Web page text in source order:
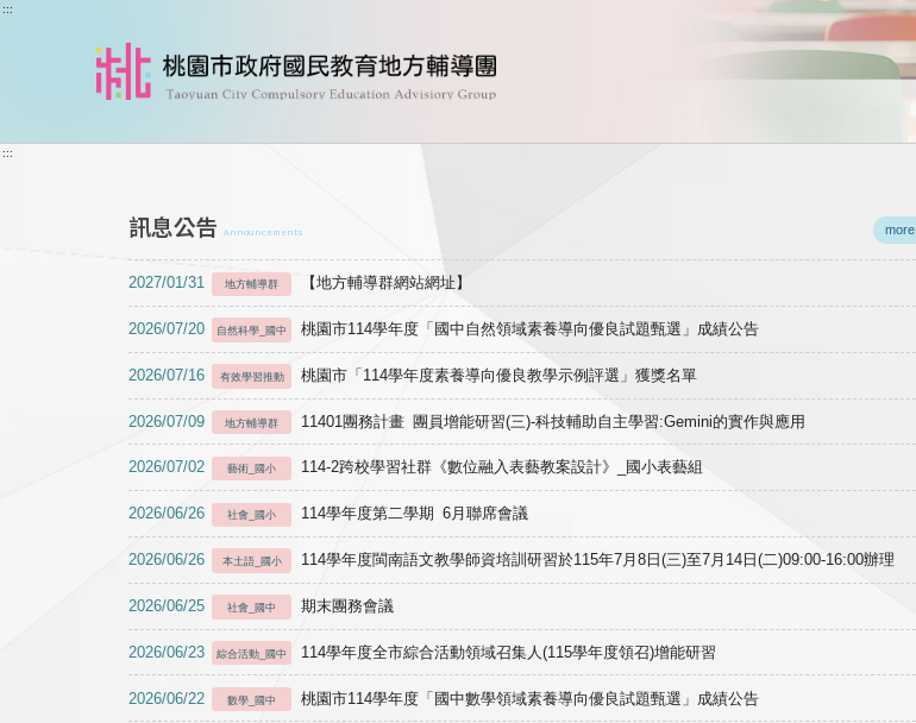
跳到主要內容
:::
:::
訊息公告 Announcements more
2027/01/31 地方輔導群 【地方輔導群網站網址】
2026/07/20 自然科學_國中 桃園市114學年度「國中自然領域素養導向優良試題甄選」成績公告
2026/07/16 有效學習推動 桃園市「114學年度素養導向優良教學示例評選」獲獎名單
2026/07/09 地方輔導群 11401團務計畫 團員增能研習(三)-科技輔助自主學習:Gemini的實作與應用
2026/07/02 藝術_國小 114-2跨校學習社群《數位融入表藝教案設計》_國小表藝組
2026/06/26 社會_國小 114學年度第二學期 6月聯席會議
2026/06/26 本土語_國小 114學年度閩南語文教學師資培訓研習於115年7月8日(三)至7月14日(二)09:00-16:00辦理
2026/06/25 社會_國中 期末團務會議
2026/06/23 綜合活動_國中 114學年度全市綜合活動領域召集人(115學年度領召)增能研習
2026/06/22 數學_國中 桃園市114學年度「國中數學領域素養導向優良試題甄選」成績公告